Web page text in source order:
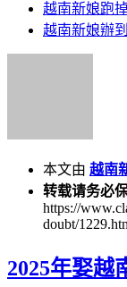
越南新娘跑
越南新娘辦
本文由 越南
转载请务必
https://
doubt/
2025年娶越